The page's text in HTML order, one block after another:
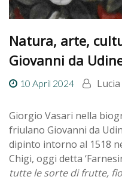
Natura, arte,
Giovanni da
10 April 2024
Giorgio Vasari nella
friulano Giovanni da
dipinto intorno al 1518
Chigi, oggi detta
tutte le sorte di frutte,